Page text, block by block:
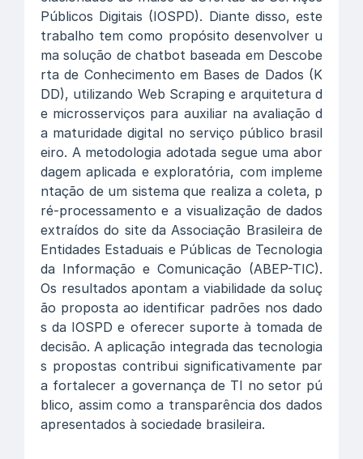
Públicos Digitais (IOSPD). Diante disso, este
trabalho tem como propósito desenvolver u
ma solução de chatbot baseada em Descobe
rta de Conhecimento em Bases de Dados (K
DD), utilizando Web Scraping e arquitetura d
e microsserviços para auxiliar na avaliação d
a maturidade digital no serviço público brasil
eiro. A metodologia adotada segue uma abor
dagem aplicada e exploratória, com impleme
ntação de um sistema que realiza a coleta, p
ré-processamento e a visualização de dados
extraídos do site da Associação Brasileira de
Entidades Estaduais e Públicas de Tecnologia
da Informação e Comunicação (ABEP-TIC).
Os resultados apontam a viabilidade da soluç
ão proposta ao identificar padrões nos dado
s da IOSPD e oferecer suporte à tomada de
decisão. A aplicação integrada das tecnologia
s propostas contribui significativamente par
a fortalecer a governança de TI no setor pú
blico, assim como a transparência dos dados
apresentados à sociedade brasileira.